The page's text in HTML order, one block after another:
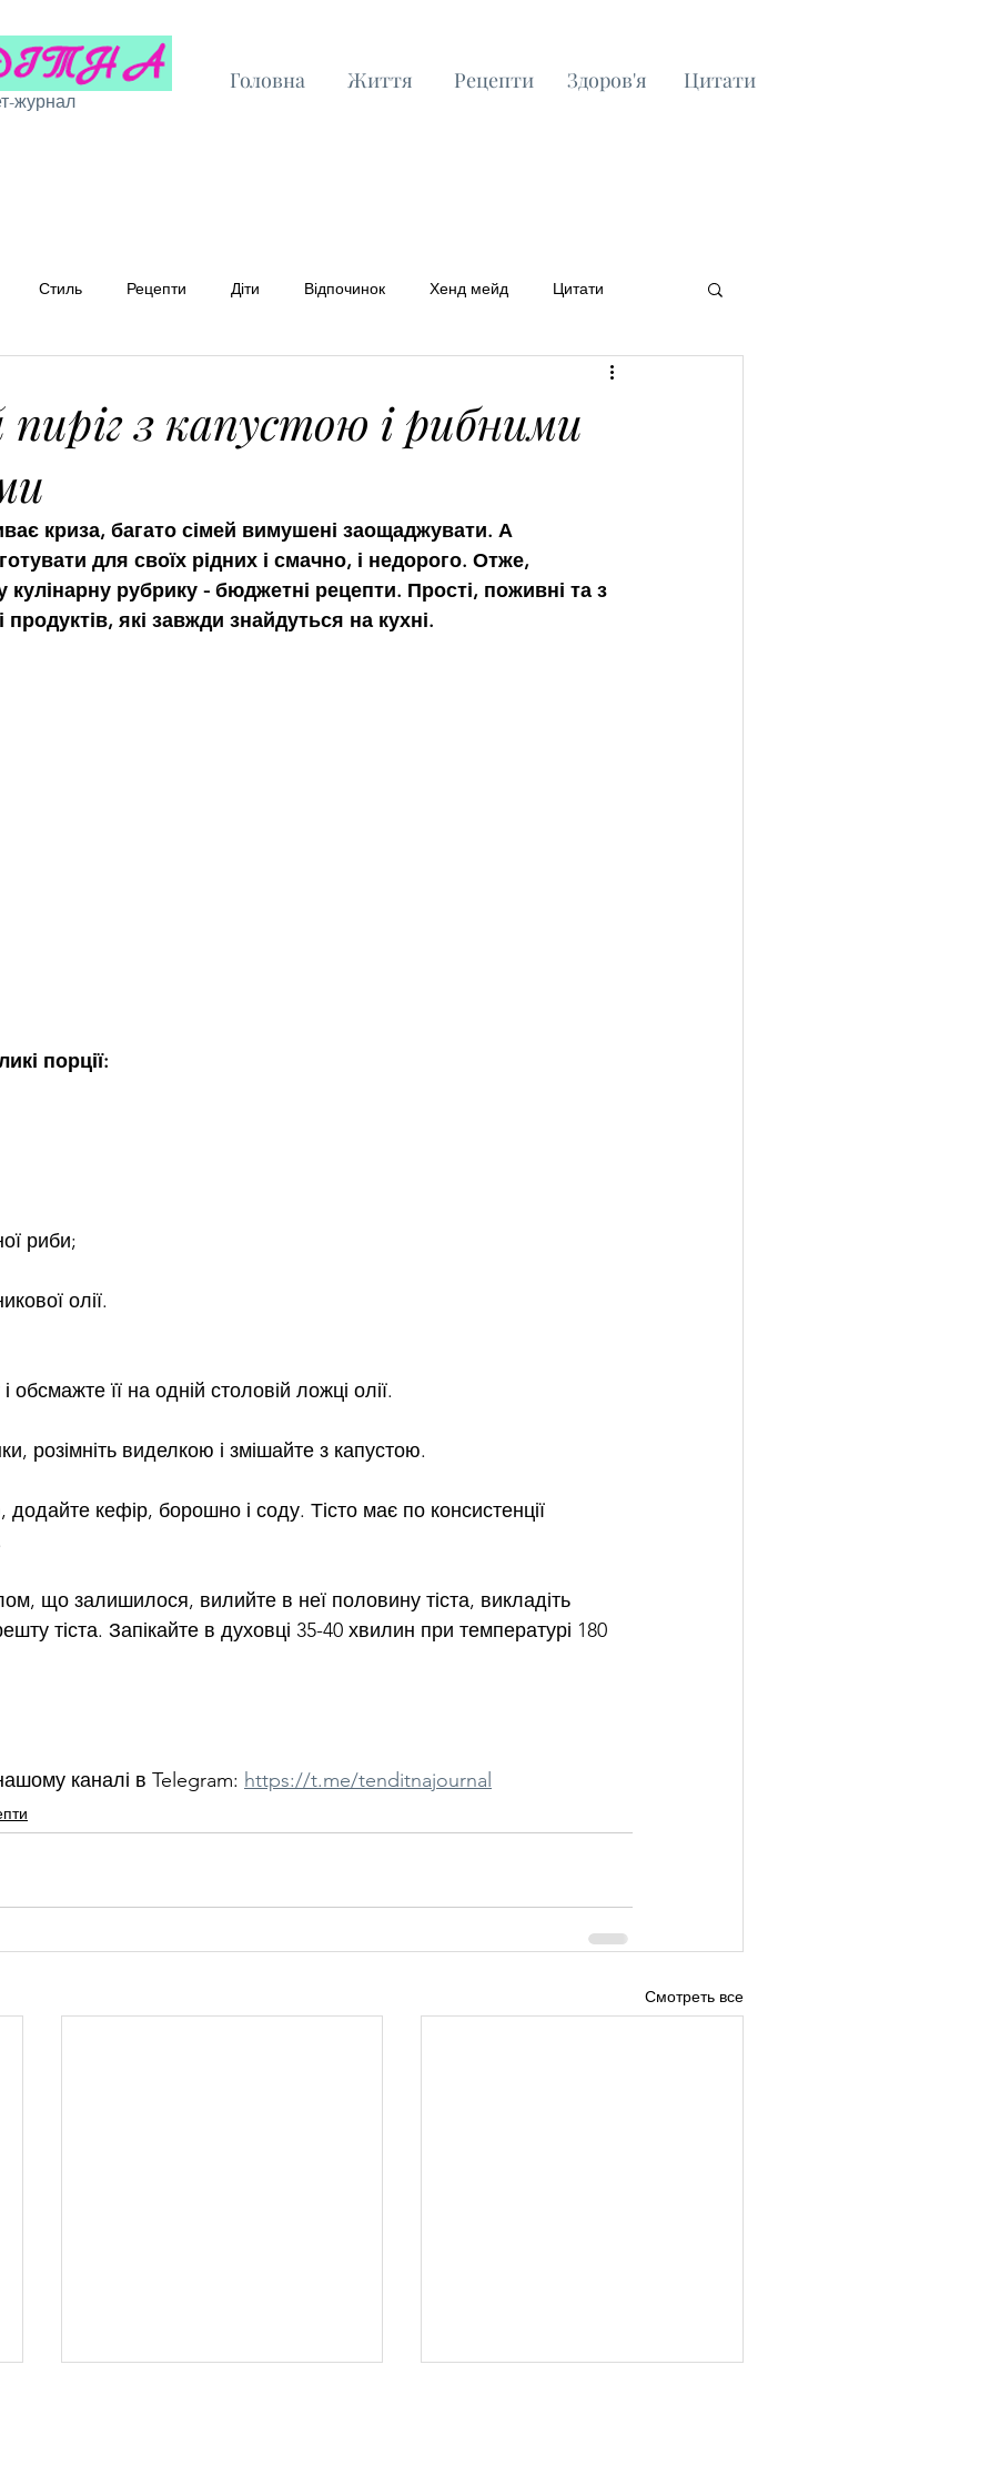
журнал
Головна Життя Рецепти Здоров'я Цитати
Стиль Рецепти Діти Відпочинок Хенд мейд Цитати
з капустою і рибними
криза, багато сімей вимушені заощаджувати. А
для своїх рідних і смачно, і недорого. Отже,
рубрику - бюджетні рецепти. Прості, поживні та з
продуктів, які завжди знайдуться на кухні.
порції:
риби;
олії.
обсмажте її на одній столовій ложці олії.
розімніть виделкою і змішайте з капустою.
кефір, борошно і соду. Тісто має по консистенції
що залишилося, вилийте в неї половину тіста, викладіть
тіста. Запікайте в духовці 35-40 хвилин при температурі 180
каналі в Telegram: https://t.me/tenditnajournal
Смотреть все